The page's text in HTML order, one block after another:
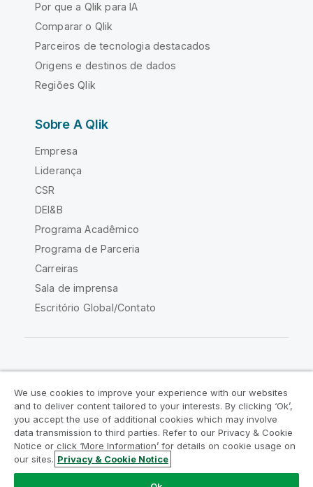
Por que a Qlik para IA
Comparar o Qlik
Parceiros de tecnologia destacados
Origens e destinos de dados
Regiões Qlik
Sobre A Qlik
Empresa
Liderança
CSR
DEI&B
Programa Acadêmico
Programa de Parceria
Carreiras
Sala de imprensa
Escritório Global/Contato
Acordos legais
Termos do produto
Legal Policies
Políticas Legais
Termos de uso
Marcas comerciais
Do Not Share My Info
We use cookies to improve your experience with our websites
and to deliver content tailored to your interests. By clicking ‘Ok’,
you accept the use of additional cookies which may involve
data transmission to third parties. Refer to our Privacy & Cookie
Notice or click ‘More Information’ for details on cookie usage on
our sites. Privacy & Cookie Notice